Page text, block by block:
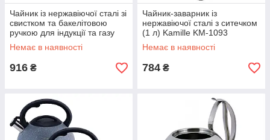
Чайник із нержавіючої сталі зі
свистком та бакелітовою
ручкою для індукції та газу
Сірий (3 л) Kamille KM-0855
Немає в наявності
916 ₴
Чайник-заварник із
нержавіючої сталі з ситечком
(1 л) Kamille KM-1093
Немає в наявності
784 ₴